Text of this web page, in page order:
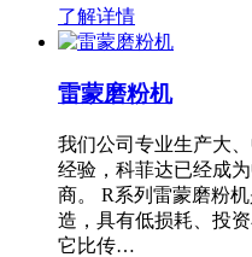
了解详情
雷蒙磨粉机
我们公司专业生产大
经验，科菲达已经成
商。 R系列雷蒙磨粉
造，具有低损耗、投
它比传…